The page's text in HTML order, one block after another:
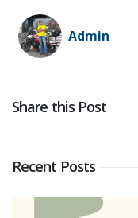
Admin
Share this Post
Recent Posts